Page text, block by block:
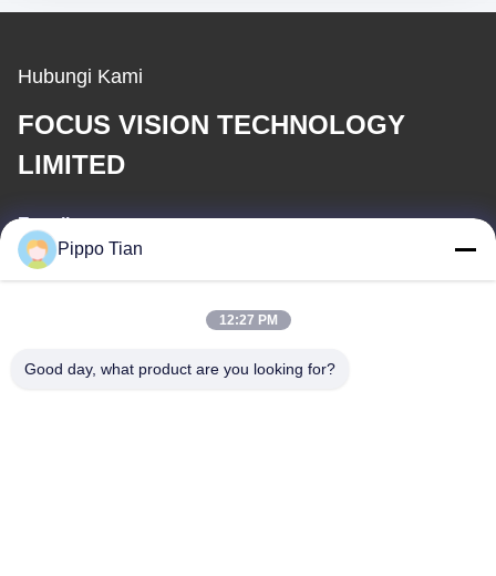
Hubungi Kami
FOCUS VISION TECHNOLOGY
LIMITED
E-mail
Pippo Tian
12:27 PM
Good day, what product are you looking for?